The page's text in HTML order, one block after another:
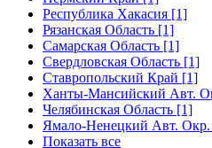
Республика Хакасия [1]
Рязанская Область [1]
Самарская Область [1]
Свердловская Область [1]
Ставропольский Край [1]
Ханты-Мансийский Авт.
Челябинская Область [1]
Ямало-Ненецкий Авт.
Показать все